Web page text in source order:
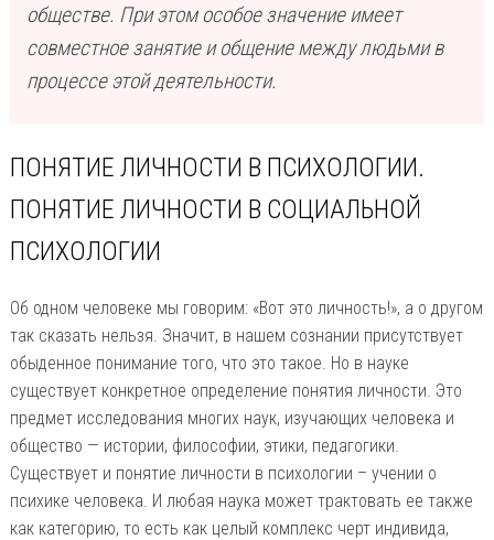
обществе. При этом особое значение имеет
совместное занятие и общение между людьми в
процессе этой деятельности.
ПОНЯТИЕ ЛИЧНОСТИ В ПСИХОЛОГИИ.
ПОНЯТИЕ ЛИЧНОСТИ В СОЦИАЛЬНОЙ
ПСИХОЛОГИИ
Об одном человеке мы говорим: «Вот это личность!», а о другом
так сказать нельзя. Значит, в нашем сознании присутствует
обыденное понимание того, что это такое. Но в науке
существует конкретное определение понятия личности. Это
предмет исследования многих наук, изучающих человека и
общество — истории, философии, этики, педагогики.
Существует и понятие личности в психологии – учении о
психике человека. И любая наука может трактовать ее также
как категорию, то есть как целый комплекс черт индивида,